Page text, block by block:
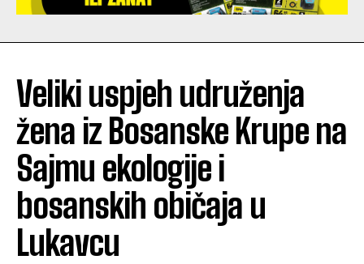
Veliki uspjeh udruženja
žena iz Bosanske Krupe na
Sajmu ekologije i
bosanskih običaja u
Lukavcu